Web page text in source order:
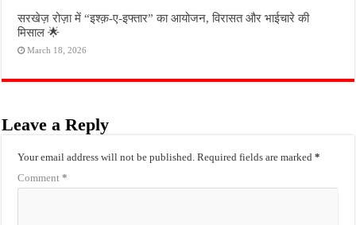
सरखेज़ रोज़ा में “इश्क़-ए-इफ्तार” का आयोजन, विरासत और भाईचारे की
मिसाल 🌟
March 18, 2026
Leave a Reply
Your email address will not be published. Required fields are marked*
Comment*